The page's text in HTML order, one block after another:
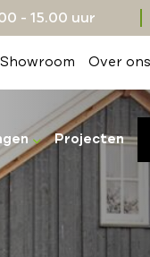
- 15.00 uur
Showroom Over ons
Projecten